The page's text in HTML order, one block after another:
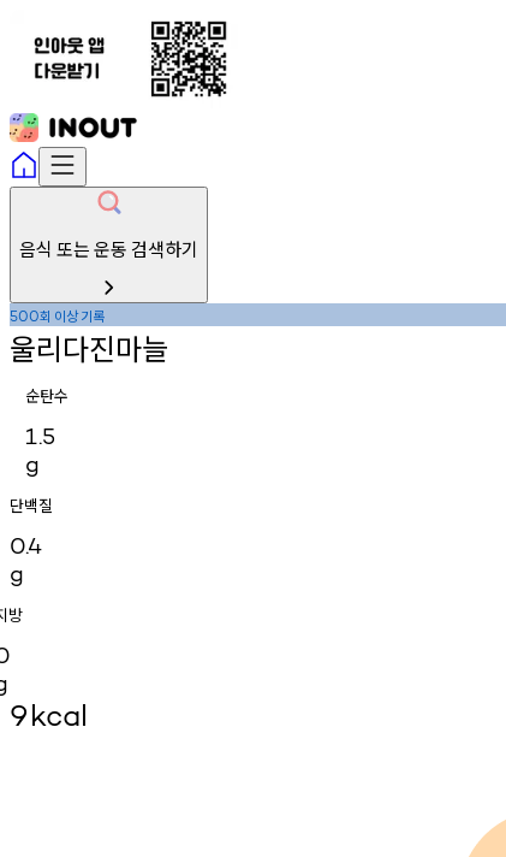
음식 또는 운동 검색하기
500회 이상기록
울리다진마늘
순탄수
1.5
g
단백질
0.4
g
방
9kcal